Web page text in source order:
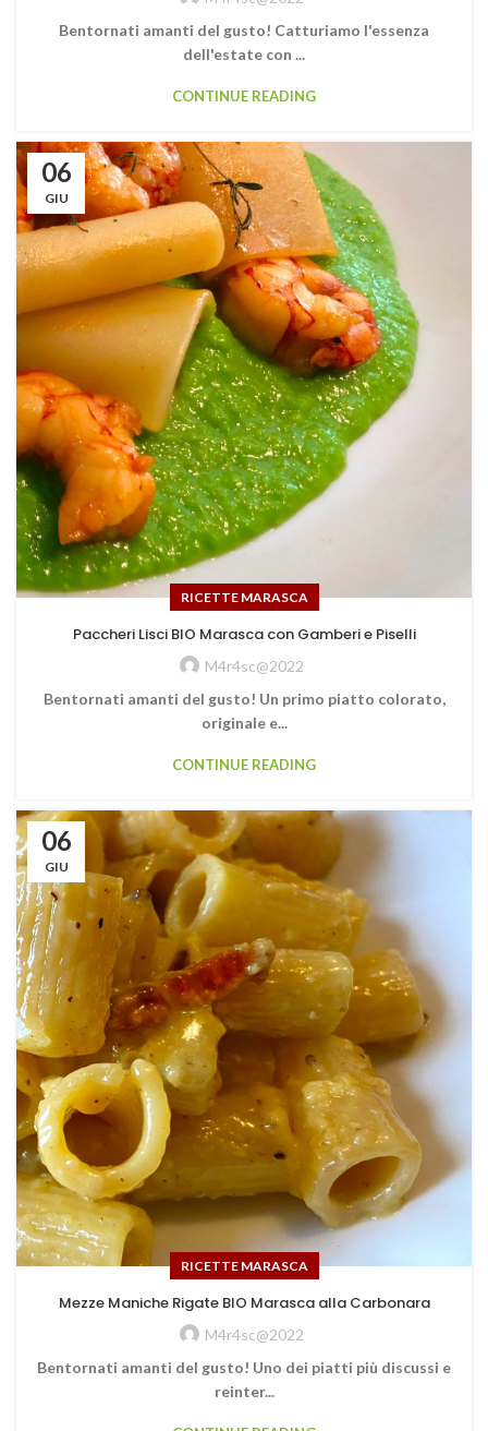
Bentornati amanti del gusto! Catturiamo l'essenza
dell'estate con ...
CONTINUE READING
06
GIU
RICETTE MARASCA
Paccheri Lisci BIO Marasca con Gamberi e Piselli
M4r4sc@2022
Bentornati amanti del gusto! Un primo piatto colorato,
originale e...
CONTINUE READING
06
GIU
RICETTE MARASCA
Mezze Maniche Rigate BIO Marasca alla Carbonara
M4r4sc@2022
Bentornati amanti del gusto! Uno dei piatti più discussi e
reinter...